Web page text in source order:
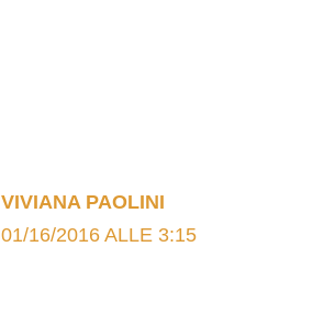
VIVIANA PAOLINI
01/16/2016 ALLE 3:15